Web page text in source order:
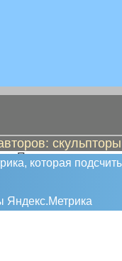
которая
Яндекс.Метрика
Петровского, а
войны.
из истории города.